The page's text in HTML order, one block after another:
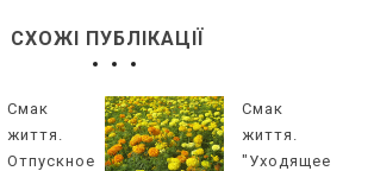
СХОЖІ ПУБЛІКАЦІЇ
Смак
життя.
Отпускное
Смак
життя.
"Уходящее